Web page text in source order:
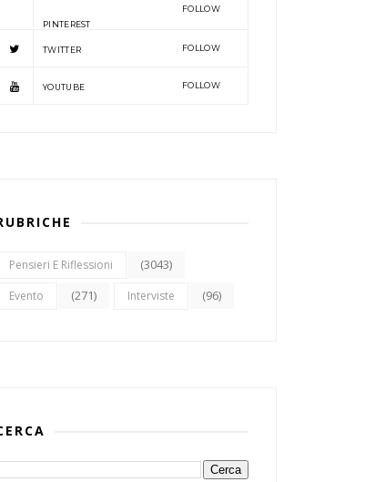
PINTEREST
FOLLOW
TWITTER FOLLOW
YOUTUBE FOLLOW
Pensieri E Riflessioni (3043)
Evento (271) Interviste (96)